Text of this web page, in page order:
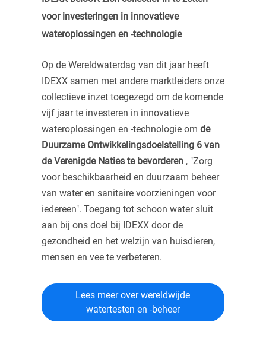
voor investeringen in innovatieve
wateroplossingen en -technologie
Op de Wereldwaterdag van dit jaar heeft
IDEXX samen met andere marktleiders onze
collectieve inzet toegezegd om de komende
vijf jaar te investeren in innovatieve
wateroplossingen en -technologie om de
Duurzame Ontwikkelingsdoelstelling 6 van
de Verenigde Naties te bevorderen , "Zorg
voor beschikbaarheid en duurzaam beheer
van water en sanitaire voorzieningen voor
iedereen". Toegang tot schoon water sluit
aan bij ons doel bij IDEXX door de
gezondheid en het welzijn van huisdieren,
mensen en vee te verbeteren.
Lees meer over wereldwijde
watertesten en -beheer